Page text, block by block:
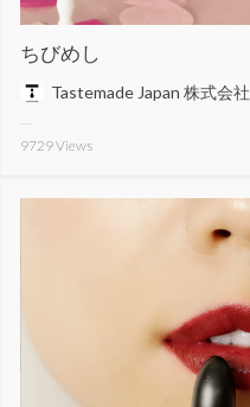
ちびめし
Tastemade Japan 株式会社
9729Views